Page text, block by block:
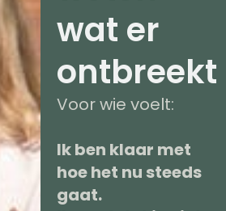
wat er
ontbreekt
Voor wie voelt:
Ik ben klaar met
hoe het nu steeds
gaat.